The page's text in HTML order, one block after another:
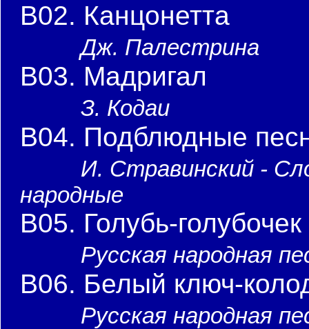
B02. Канцонетта
Дж. Палестрина
B03. Мадригал
З. Кодаи
B04. Подблюдные
И. Стравинский -
народные
B05. Голубь-голубочек
Русская народная
B06. Белый ключ-
Русская народная